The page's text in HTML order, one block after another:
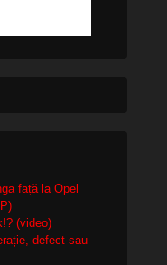
față la Opel
(video)
defect sau